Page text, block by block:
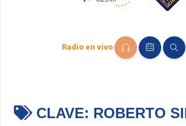
Radio en vivo
CLAVE: ROBERTO